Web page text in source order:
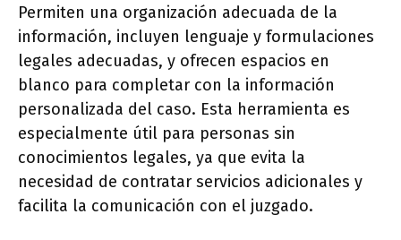
Permiten una organización adecuada de la
información, incluyen lenguaje y formulaciones
legales adecuadas, y ofrecen espacios en
blanco para completar con la información
personalizada del caso. Esta herramienta es
especialmente útil para personas sin
conocimientos legales, ya que evita la
necesidad de contratar servicios adicionales y
facilita la comunicación con el juzgado.